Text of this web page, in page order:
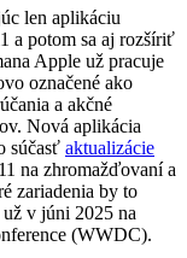
len aplikáciu
a potom sa aj rozšíriť
Apple už pracuje
označené ako
a akčné
Nová aplikácia
súčasť aktualizácie
na zhromažďovaní a
zariadenia by to
v júni 2025 na
(WWDC).